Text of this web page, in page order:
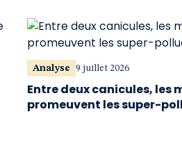
Analyse 9 juillet 2026
Entre deux canicules, les
promeuvent les super-